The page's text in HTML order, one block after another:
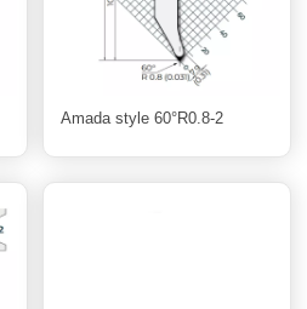
Amada style 60°R0.8-2